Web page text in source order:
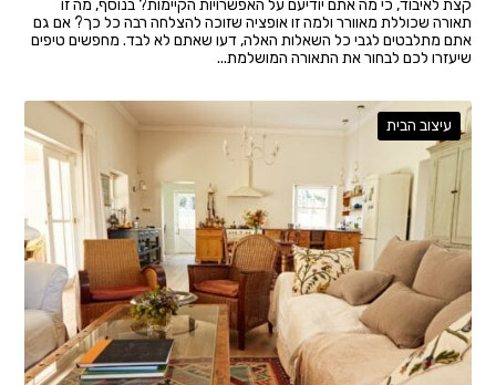
קצת לאיבוד, כי מה אתם יודיעם על האפשרויות הקיימות? בנוסף, מה זו
תאורה שכוללת מאוורר ולמה זו אופציה שזוכה להצלחה רבה כל כך? אם גם
אתם מתלבטים לגבי כל השאלות האלה, דעו שאתם לא לבד. מחפשים טיפים
שיעזרו לכם לבחור את התאורה המושלמת...
עיצוב הבית